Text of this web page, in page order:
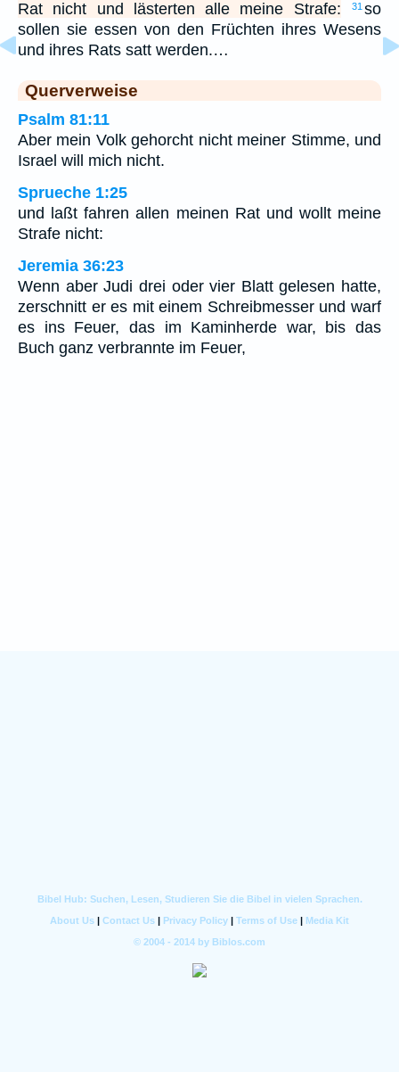
Rat nicht und lästerten alle meine Strafe: 31 so
sollen sie essen von den Früchten ihres Wesens
und ihres Rats satt werden.…
Querverweise
Psalm 81:11
Aber mein Volk gehorcht nicht meiner Stimme, und
Israel will mich nicht.
Sprueche 1:25
und laßt fahren allen meinen Rat und wollt meine
Strafe nicht:
Jeremia 36:23
Wenn aber Judi drei oder vier Blatt gelesen hatte,
zerschnitt er es mit einem Schreibmesser und warf
es ins Feuer, das im Kaminherde war, bis das
Buch ganz verbrannte im Feuer,